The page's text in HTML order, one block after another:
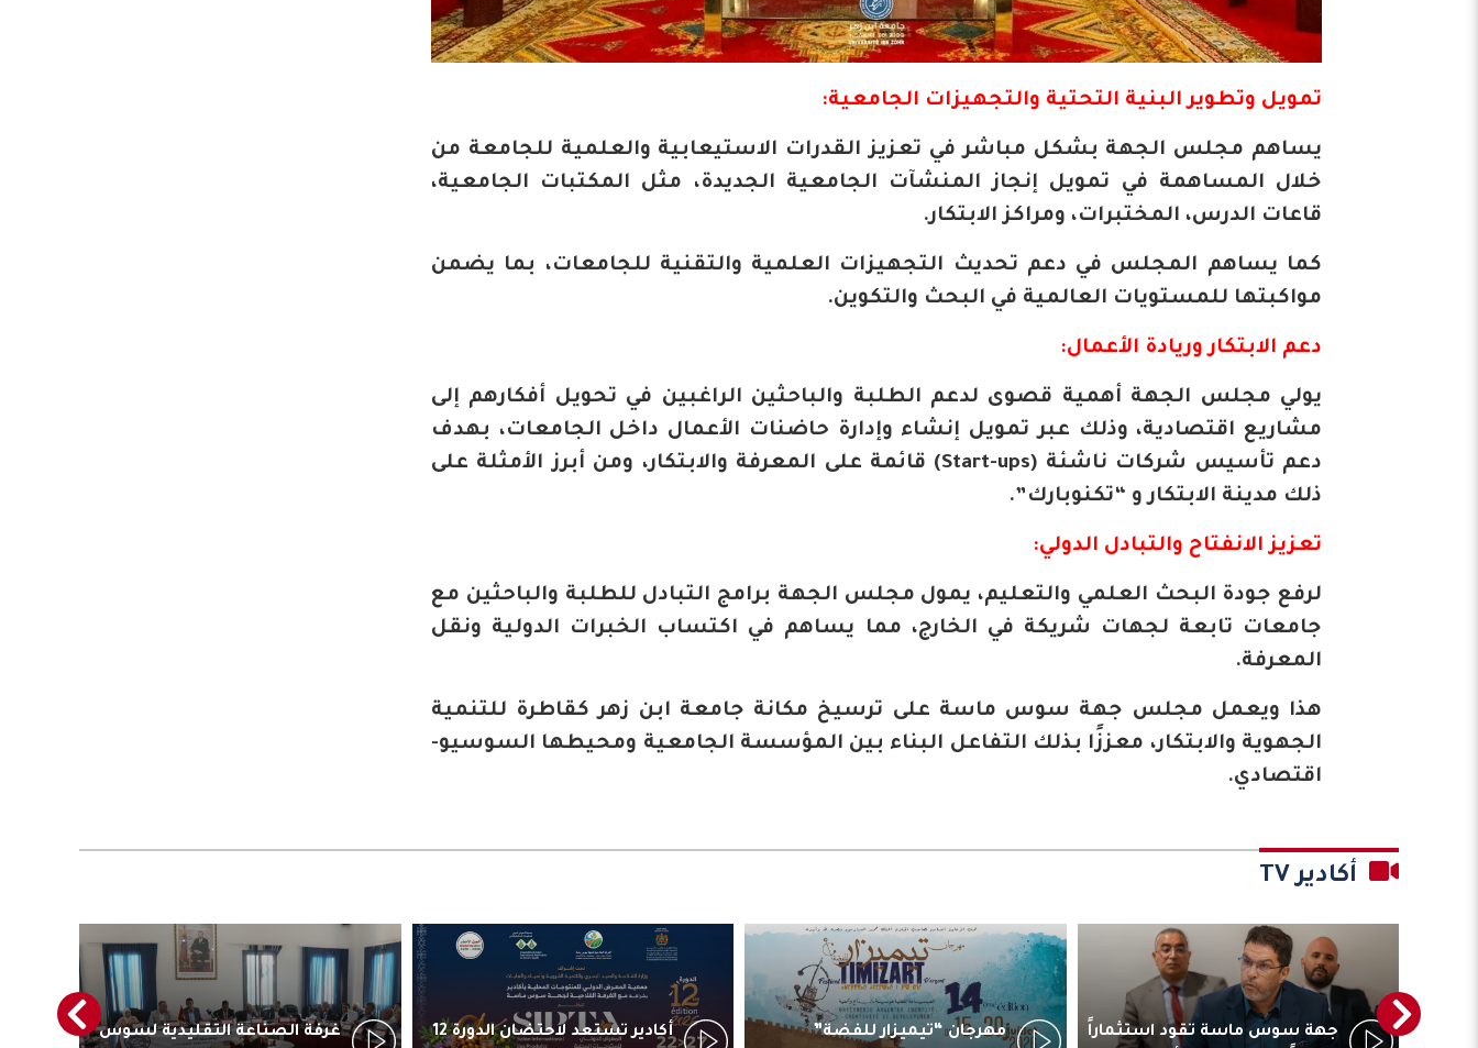
تمويل وتطوير البنية التحتية والتجهيزات الجامعية:
يساهم مجلس الجهة بشكل مباشر في تعزيز القدرات الاستيعابية والعلمية للجامعة من
خلال المساهمة في تمويل إنجاز المنشآت الجامعية الجديدة، مثل المكتبات الجامعية،
قاعات الدرس، المختبرات، ومراكز الابتكار.
كما يساهم المجلس في دعم تحديث التجهيزات العلمية والتقنية للجامعات، بما يضمن
مواكبتها للمستويات العالمية في البحث والتكوين.
دعم الابتكار وريادة الأعمال:
يولي مجلس الجهة أهمية قصوى لدعم الطلبة والباحثين الراغبين في تحويل أفكارهم إلى
مشاريع اقتصادية، وذلك عبر تمويل إنشاء وإدارة حاضنات الأعمال داخل الجامعات، بهدف
دعم تأسيس شركات ناشئة (Start-ups) قائمة على المعرفة والابتكار، ومن أبرز الأمثلة على
ذلك مدينة الابتكار و “تكنوبارك”.
تعزيز الانفتاح والتبادل الدولي:
لرفع جودة البحث العلمي والتعليم، يمول مجلس الجهة برامج التبادل للطلبة والباحثين مع
جامعات تابعة لجهات شريكة في الخارج، مما يساهم في اكتساب الخبرات الدولية ونقل
المعرفة.
هذا ويعمل مجلس جهة سوس ماسة على ترسيخ مكانة جامعة ابن زهر كقاطرة للتنمية
الجهوية والابتكار، معززًا بذلك التفاعل البناء بين المؤسسة الجامعية ومحيطها السوسيو-
اقتصادي.
أكادير TV
جهة سوس ماسة تقود استثماراً مهرجان “تيميزار للفضة” أكادير تستعد لاحتضان الدورة 12 غرفة الصناعة التقليدية لسوس